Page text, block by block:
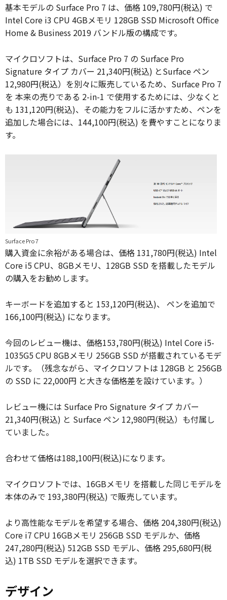
基本モデルの Surface Pro 7 は、価格 109,780円(税込) で
Intel Core i3 CPU 4GBメモリ 128GB SSD Microsoft Office
Home & Business 2019 バンドル版の構成です。
マイクロソフトは、Surface Pro 7 の Surface Pro
Signature タイプ カバー 21,340円(税込) とSurface ペン
12,980円(税込）を別々に販売しているため、Surface Pro 7
を 本来の売りである 2-in-1 で使用するためには、少なくと
も 131,120円(税込)、その能力をフルに活かすため、ペンを
追加した場合には、144,100円(税込) を費やすことになりま
す。
Surface Pro 7
購入資金に余裕がある場合は、価格 131,780円(税込) Intel
Core i5 CPU、8GBメモリ、128GB SSD を搭載したモデル
の購入をお勧めします。
キーボードを追加すると 153,120円(税込)、 ペンを追加で
166,100円(税込) になります。
今回のレビュー機は、価格153,780円(税込) Intel Core i5-
1035G5 CPU 8GBメモリ 256GB SSD が搭載されているモデ
ルです。（残念ながら、マイクロソフトは 128GB と 256GB
の SSD に 22,000円 と大きな価格差を設けています。）
レビュー機には Surface Pro Signature タイプ カバー
21,340円(税込) と Surface ペン 12,980円(税込）も付属し
ていました。
合わせて価格は188,100円(税込)になります。
マイクロソフトでは、16GBメモリ を搭載した同じモデルを
本体のみで 193,380円(税込) で販売しています。
より高性能なモデルを希望する場合、価格 204,380円(税込)
Core i7 CPU 16GBメモリ 256GB SSD モデルか、価格
247,280円(税込) 512GB SSD モデル、価格 295,680円(税
込) 1TB SSD モデルを選択できます。
デザイン